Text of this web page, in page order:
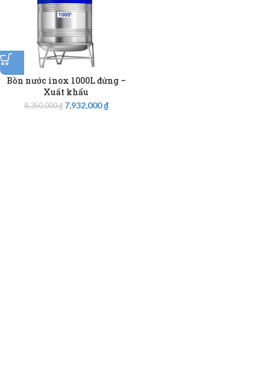
Bồn nước inox 1000L đứng –
Xuất khẩu
8,350,000₫ 7,932,000₫